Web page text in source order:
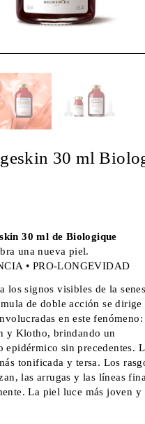
30 ml
30 ml de Biologique
una nueva piel.
• PRO-LONGEVIDAD
los signos visibles de la
de doble acción se dirige
en este fenómeno:
y Klotho, brindando un
epidérmico sin precedentes.
tonificada y tersa. Los
las arrugas y las líneas
La piel luce más joven y